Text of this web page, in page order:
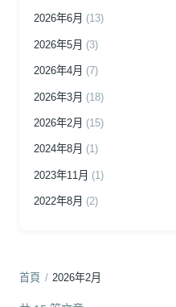
2026年6月 (13)
2026年5月 (3)
2026年4月 (7)
2026年3月 (18)
2026年2月 (15)
2024年8月 (1)
2023年11月 (1)
2022年8月 (2)
首頁 / 2026年2月